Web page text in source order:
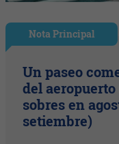
Nota Principal
Un paseo
del
sobres en
setiembre)